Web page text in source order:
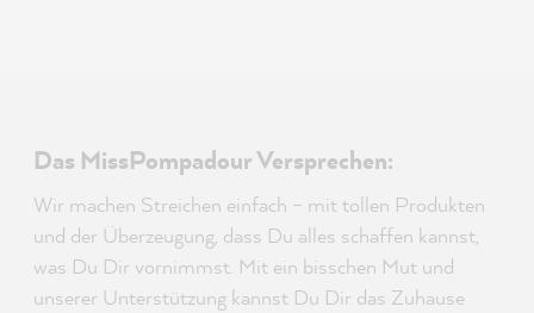
Das MissPompadour Versprechen:
Wir machen Streichen einfach – mit tollen Produkten
und der Überzeugung, dass Du alles schaffen kannst,
was Du Dir vornimmst. Mit ein bisschen Mut und
unserer Unterstützung kannst Du Dir das Zuhause